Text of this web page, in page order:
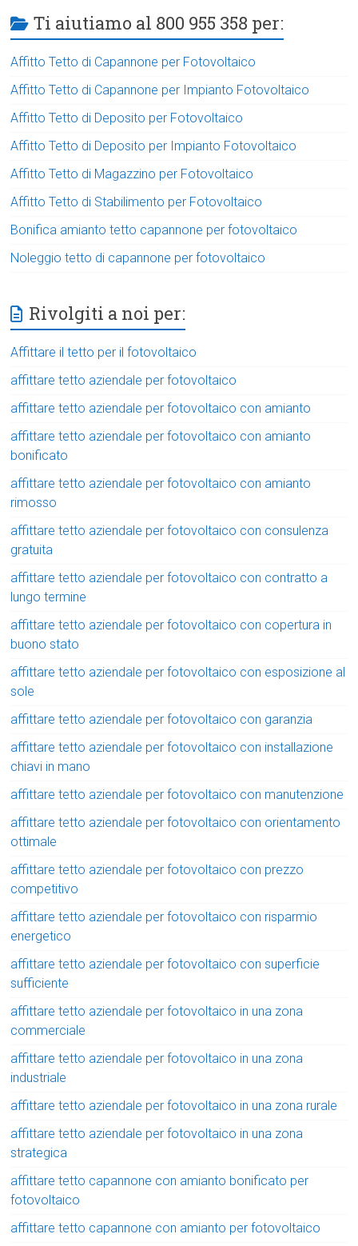
Ti aiutiamo al 800 955 358 per:
Affitto Tetto di Capannone per Fotovoltaico
Affitto Tetto di Capannone per Impianto Fotovoltaico
Affitto Tetto di Deposito per Fotovoltaico
Affitto Tetto di Deposito per Impianto Fotovoltaico
Affitto Tetto di Magazzino per Fotovoltaico
Affitto Tetto di Stabilimento per Fotovoltaico
Bonifica amianto tetto capannone per fotovoltaico
Noleggio tetto di capannone per fotovoltaico
Rivolgiti a noi per:
Affittare il tetto per il fotovoltaico
affittare tetto aziendale per fotovoltaico
affittare tetto aziendale per fotovoltaico con amianto
affittare tetto aziendale per fotovoltaico con amianto
bonificato
affittare tetto aziendale per fotovoltaico con amianto
rimosso
affittare tetto aziendale per fotovoltaico con consulenza
gratuita
affittare tetto aziendale per fotovoltaico con contratto a
lungo termine
affittare tetto aziendale per fotovoltaico con copertura in
buono stato
affittare tetto aziendale per fotovoltaico con esposizione al
sole
affittare tetto aziendale per fotovoltaico con garanzia
affittare tetto aziendale per fotovoltaico con installazione
chiavi in mano
affittare tetto aziendale per fotovoltaico con manutenzione
affittare tetto aziendale per fotovoltaico con orientamento
ottimale
affittare tetto aziendale per fotovoltaico con prezzo
competitivo
affittare tetto aziendale per fotovoltaico con risparmio
energetico
affittare tetto aziendale per fotovoltaico con superficie
sufficiente
affittare tetto aziendale per fotovoltaico in una zona
commerciale
affittare tetto aziendale per fotovoltaico in una zona
industriale
affittare tetto aziendale per fotovoltaico in una zona rurale
affittare tetto aziendale per fotovoltaico in una zona
strategica
affittare tetto capannone con amianto bonificato per
fotovoltaico
affittare tetto capannone con amianto per fotovoltaico